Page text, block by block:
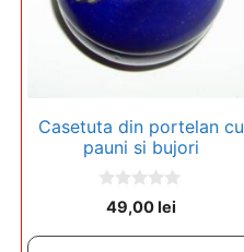
Casetuta din portelan cu
pauni si bujori
o49,00lei